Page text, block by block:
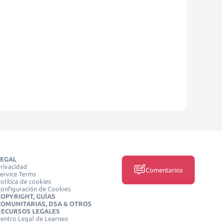
Terms
de cookies
de Cookies
GUÍAS
DSA & OTROS
LEGALES
Legal de Learneo
Comentarios